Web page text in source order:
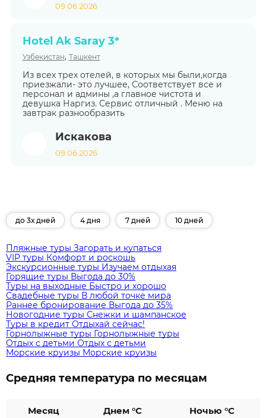
09.06.2026
Hotel Ak Saray 3*
Узбекистан, Ташкент
Из всех трех отелей, в которых мы были,когда
приезжали- это лучшее, Соответствует все и
персонал и админы ,а главное чистота и
девушка Наргиз. Сервис отличный . Меню на
завтрак разнообразить
Искакова
09.06.2026
до 3х дней 4 дня 7 дней 10 дней
Пляжные туры Загорать и купаться
VIP туры Комфорт и роскошь
Экскурсионные туры Изучаем отдыхая
Горящие туры Выгода до 30%
Туры на выходные Быстро и хорошо
Свадебные туры В любой точке мира
Раннее бронирование Выгода до 35%
Новогодние туры Снежки и шампанское
Туры в кредит Отдыхай сейчас!
Горнолыжные туры Горнолыжные туры
Отдых с детьми Отдых с детьми
Морские круизы Морские круизы
Средняя температура по месяцам
Месяц Днем °C Ночью °C